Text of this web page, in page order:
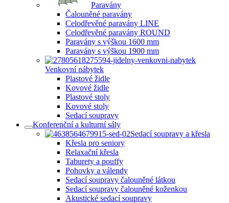
Paravány
Čalouněné paravány
Celodřevěné paravány LINE
Celodřevěné paravány ROUND
Paravány s výškou 1600 mm
Paravány s výškou 1900 mm
Venkovní nábytek
Plastové židle
Kovové židle
Plastové stoly
Kovové stoly
Sedací soupravy
Konferenční a kulturní sály
Sedací soupravy a křesla
Křesla pro seniory
Relaxační křesla
Taburety a pouffy
Pohovky a válendy
Sedací soupravy čalouněné látkou
Sedací soupravy čalouněné koženkou
Akustické sedací soupravy